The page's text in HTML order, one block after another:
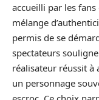
accueilli par les
mélange
permis de se
spectateurs
réalisateur réussit à
un personnage